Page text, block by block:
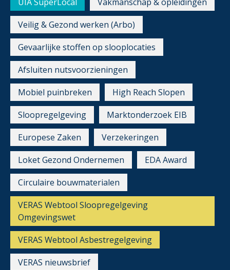
Veilig & Gezond werken (Arbo)
Gevaarlijke stoffen op slooplocaties
Afsluiten nutsvoorzieningen
Mobiel puinbreken
High Reach Slopen
Sloopregelgeving
Marktonderzoek EIB
Europese Zaken
Verzekeringen
Loket Gezond Ondernemen
EDA Award
Circulaire bouwmaterialen
VERAS Webtool Sloopregelgeving
Omgevingswet
VERAS Webtool Asbestregelgeving
VERAS nieuwsbrief